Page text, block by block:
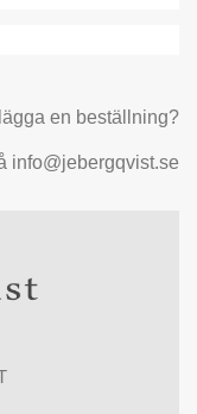
en beställning?
info@jebergqvist.se